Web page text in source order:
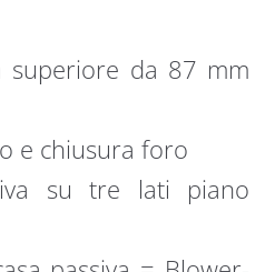
superiore da 87 mm
e chiusura foro
su tre lati piano